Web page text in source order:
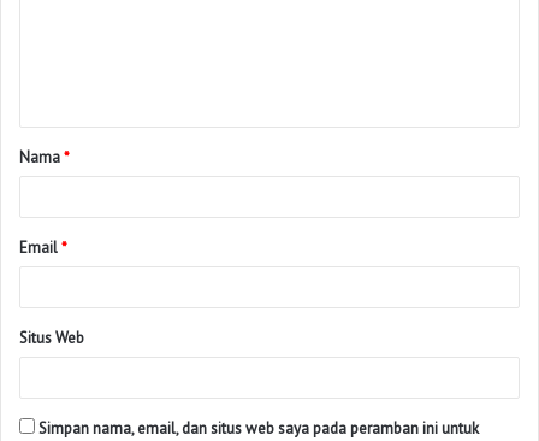
Nama*
Email*
Situs Web
Simpan nama, email, dan situs web saya pada peramban ini untuk